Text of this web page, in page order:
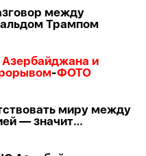
между
Трампом
Азербайджана и
-ФОТО
миру между
— значит
себе -